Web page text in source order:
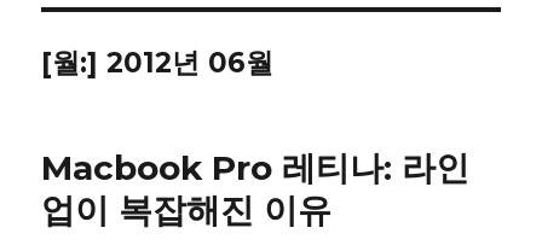
[월:]2012년 06월
Macbook Pro 레티나: 라인
업이 복잡해진 이유